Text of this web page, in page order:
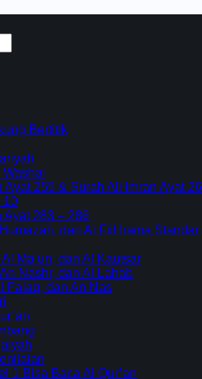
Bertitik
255 & Surah Ali Imran Ayat 26
10
Ayat 283 – 286
dan Al Fiil Irama Standar
Ma’un, dan Al Kautsar
Nashr, dan Al Lahab
Falaq, dan An Nas
1 Bisa Baca Al Qur’an